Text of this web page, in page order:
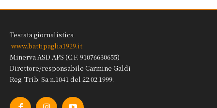
Testata giornalistica
www.battipaglia1929.it
Minerva ASD APS (C.F. 91076630655)
Direttore/responsabile Carmine Galdi
Reg. Trib. Sa n.1041 del 22.02.1999.